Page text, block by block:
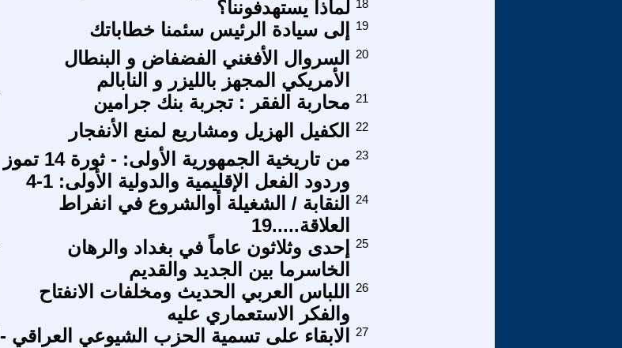
لماذا يستهدفوننا؟ 18
إلى سيادة الرئيس سئمنا خطاباتك 19
السروال الأفغني الفضفاض و البنطال
الأمريكي المجهز بالليزر و النابالم
20
محاربة الفقر : تجربة بنك جرامين 21
الكفيل الهزيل ومشاريع لمنع الأنفجار 22
من تاريخية الجمهورية الأولى: - ثورة 14 تموز
وردود الفعل الإقليمية والدولية الأولى: 1-4
23
النقابة / الشغيلة أوالشروع في انفراط
العلاقة.....19
24
إحدى وثلاثون عاماً في بغداد والرهان
الخاسرما بين الجديد والقديم
25
اللباس العربي الحديث ومخلفات الانفتاح
والفكر الاستعماري عليه
26
الابقاء على تسمية الحزب الشيوعي العراقي -
27